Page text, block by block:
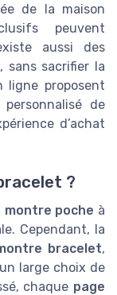
de la maison
peuvent
aussi des
sans sacrifier la
ligne proposent
de
d’achat
?
montre poche à
Cependant, la
bracelet,
large choix de
chaque page